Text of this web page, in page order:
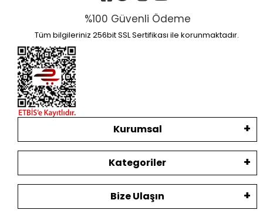
%100 Güvenli Ödeme
Tüm bilgileriniz 256bit SSL Sertifikası ile korunmaktadır.
Kurumsal
Kategoriler
Bize Ulaşın